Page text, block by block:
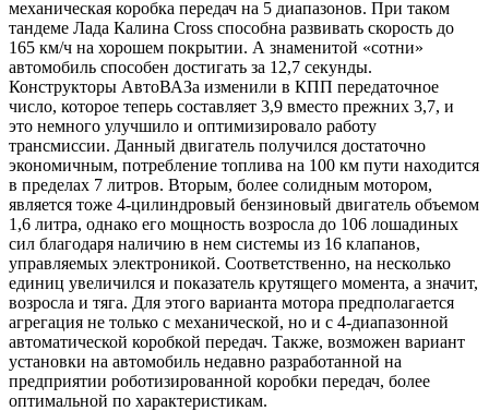
механическая коробка передач на 5 диапазонов. При таком
тандеме Лада Калина Cross способна развивать скорость до
165 км/ч на хорошем покрытии. А знаменитой «сотни»
автомобиль способен достигать за 12,7 секунды.
Конструкторы АвтоВАЗа изменили в КПП передаточное
число, которое теперь составляет 3,9 вместо прежних 3,7, и
это немного улучшило и оптимизировало работу
трансмиссии. Данный двигатель получился достаточно
экономичным, потребление топлива на 100 км пути находится
в пределах 7 литров. Вторым, более солидным мотором,
является тоже 4-цилиндровый бензиновый двигатель объемом
1,6 литра, однако его мощность возросла до 106 лошадиных
сил благодаря наличию в нем системы из 16 клапанов,
управляемых электроникой. Соответственно, на несколько
единиц увеличился и показатель крутящего момента, а значит,
возросла и тяга. Для этого варианта мотора предполагается
агрегация не только с механической, но и с 4-диапазонной
автоматической коробкой передач. Также, возможен вариант
установки на автомобиль недавно разработанной на
предприятии роботизированной коробки передач, более
оптимальной по характеристикам.